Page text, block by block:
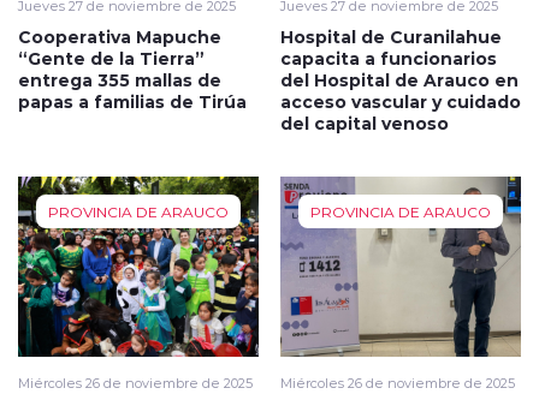
Jueves 27 de noviembre de 2025
Cooperativa Mapuche
“Gente de la Tierra”
entrega 355 mallas de
papas a familias de Tirúa
Jueves 27 de noviembre de 2025
Hospital de Curanilahue
capacita a funcionarios
del Hospital de Arauco en
acceso vascular y cuidado
del capital venoso
PROVINCIA DE ARAUCO
Miércoles 26 de noviembre de 2025
PROVINCIA DE ARAUCO
Miércoles 26 de noviembre de 2025